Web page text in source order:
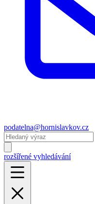
podatelna@hornislavkov.cz
rozšířené vyhledávání